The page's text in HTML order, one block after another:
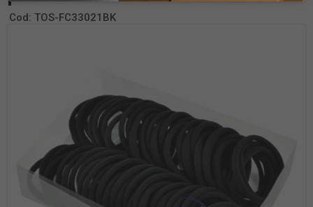
Cod: TOS-FC33021BK